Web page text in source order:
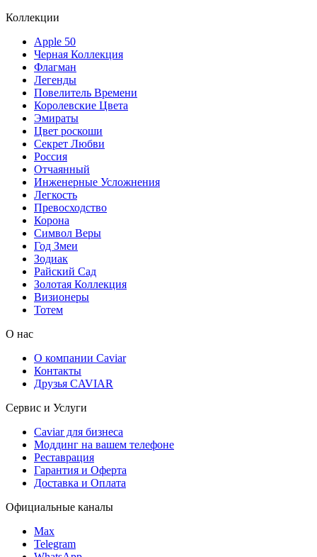
Коллекции
Apple 50
Черная Коллекция
Флагман
Легенды
Повелитель Времени
Королевские Цвета
Эмираты
Цвет роскоши
Секрет Любви
Россия
Отчаянный
Инженерные Усложнения
Легкость
Превосходство
Корона
Символ Веры
Год Змеи
Зодиак
Райский Сад
Золотая Коллекция
Визионеры
Тотем
О нас
О компании Caviar
Контакты
Друзья CAVIAR
Сервис и Услуги
Caviar для бизнеса
Моддинг на вашем телефоне
Реставрация
Гарантия и Оферта
Доставка и Оплата
Официальные каналы
Max
Telegram